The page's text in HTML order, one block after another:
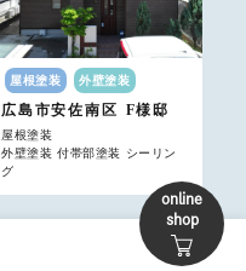
屋根塗装 外壁塗装
広島市安佐南区 F様邸
屋根塗装
外壁塗装 付帯部塗装 シーリン
グ
online
shop